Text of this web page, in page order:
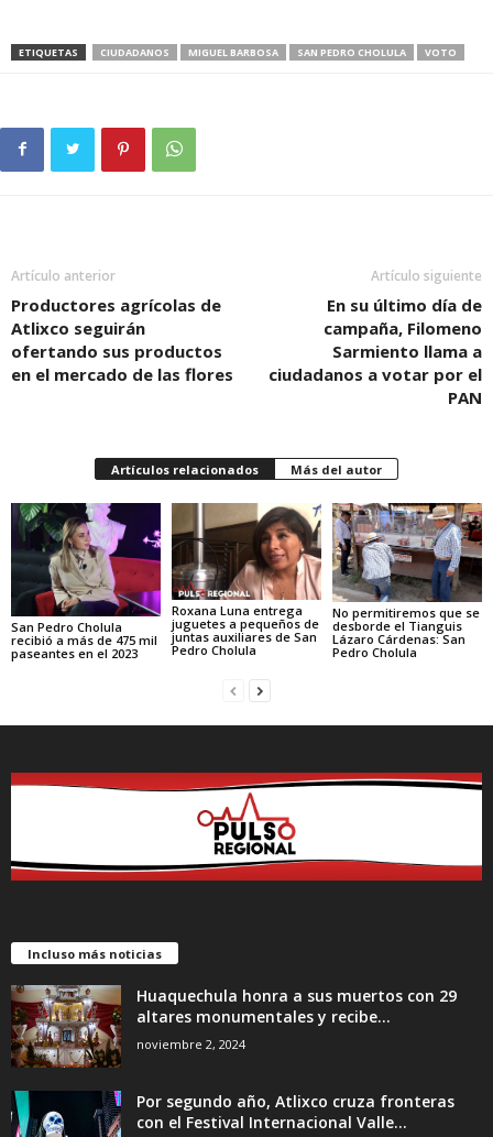
ETIQUETAS CIUDADANOS MIGUEL BARBOSA SAN PEDRO CHOLULA VOTO
Artículo anterior
Productores agrícolas de
Atlixco seguirán
ofertando sus productos
en el mercado de las flores
Artículo siguiente
En su último día de
campaña, Filomeno
Sarmiento llama a
ciudadanos a votar por el
PAN
Artículos relacionados Más del autor
San Pedro Cholula
recibió a más de 475 mil
paseantes en el 2023
Roxana Luna entrega
juguetes a pequeños de
juntas auxiliares de San
Pedro Cholula
No permitiremos que se
desborde el Tianguis
Lázaro Cárdenas: San
Pedro Cholula
Incluso más noticias
Huaquechula honra a sus muertos con 29
altares monumentales y recibe...
noviembre 2, 2024
Por segundo año, Atlixco cruza fronteras
con el Festival Internacional Valle...